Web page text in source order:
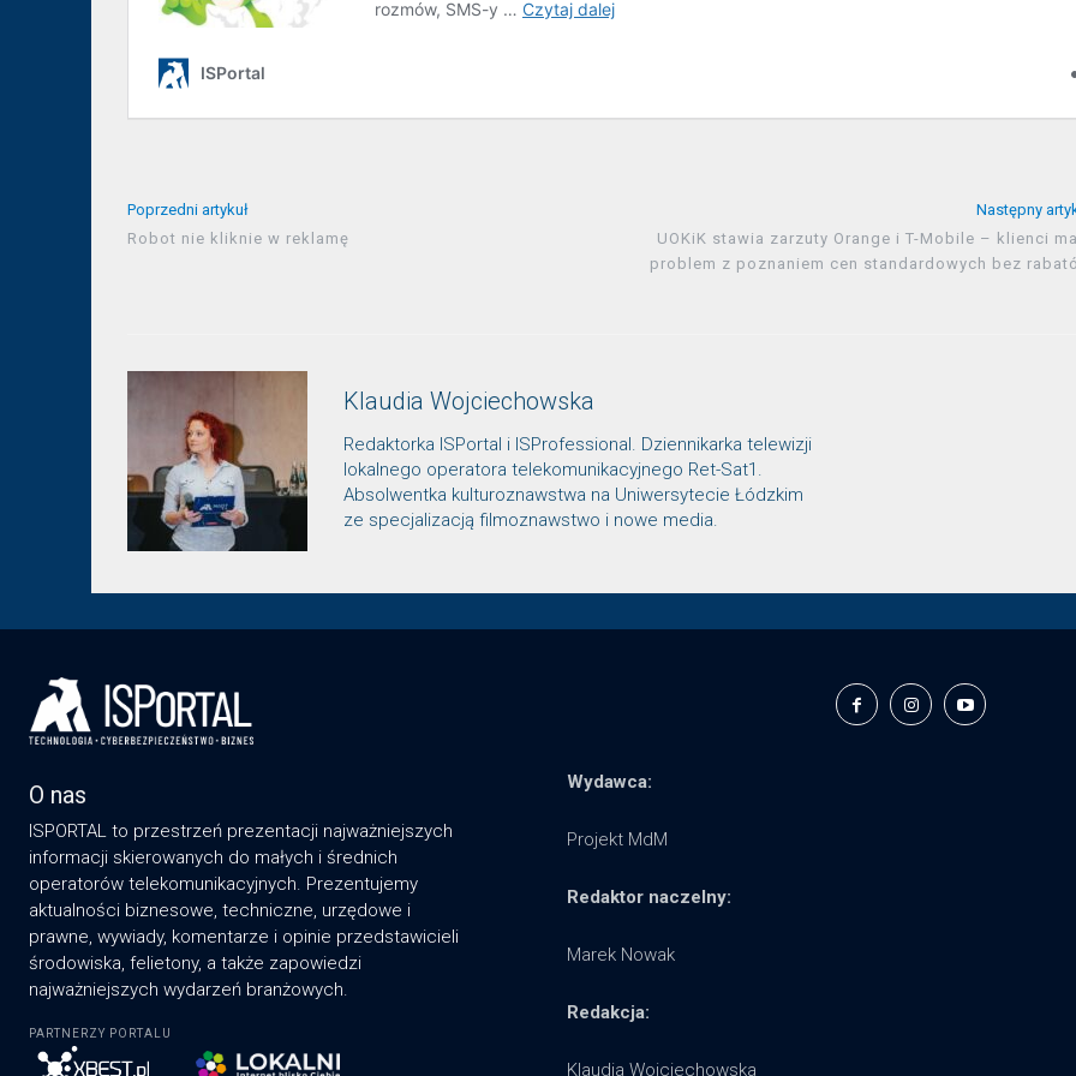
Poprzedni artykuł
Robot nie kliknie w reklamę
Następny
UOKiK stawia zarzuty Orange i T-Mobile – klienci
problem z poznaniem cen standardowych bez
Klaudia Wojciechowska
Redaktorka ISPortal i ISProfessional. Dziennikarka telewizji
lokalnego operatora telekomunikacyjnego Ret-Sat1.
Absolwentka kulturoznawstwa na Uniwersytecie Łódzkim
ze specjalizacją filmoznawstwo i nowe media.
O nas
ISPORTAL to przestrzeń prezentacji najważniejszych
informacji skierowanych do małych i średnich
operatorów telekomunikacyjnych. Prezentujemy
aktualności biznesowe, techniczne, urzędowe i
prawne, wywiady, komentarze i opinie przedstawicieli
środowiska, felietony, a także zapowiedzi
najważniejszych wydarzeń branżowych.
PARTNERZY PORTALU
Wydawca:
Projekt MdM
Redaktor naczelny:
Marek Nowak
Redakcja:
Klaudia Wojciechowska